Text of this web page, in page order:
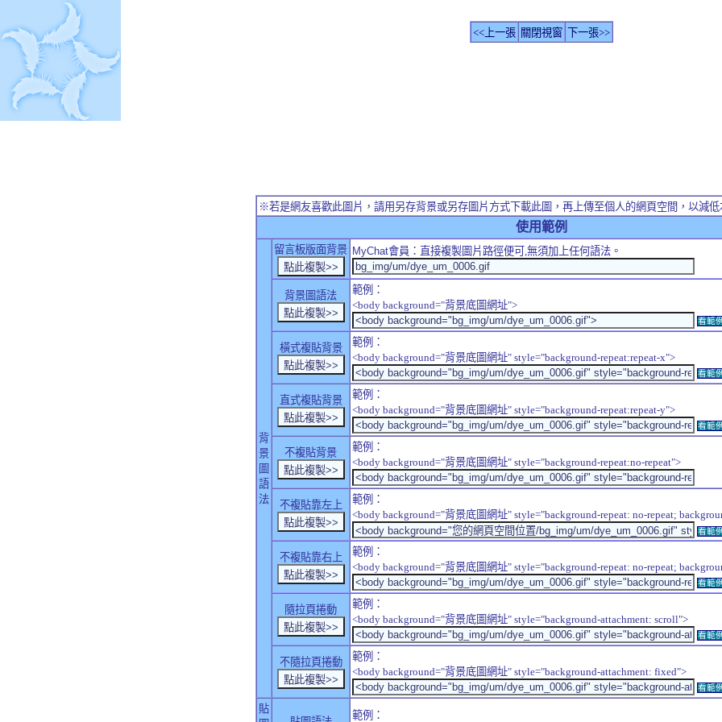
<<上一張 關閉視窗 下一張>>
※若是網友喜歡此圖片，請用另存背景或另存圖片方式下載此圖，再上傳至個人的網頁空間，以減低
使用範例
背
景
圖
語
法
留言板版面背景 MyChat會員：直接複製圖片路徑便可,無須加上任何語法。
背景圖語法
範例：
<body background="背景底圖網址">
看範例
橫式複貼背景
範例：
<body background="背景底圖網址" style="background-repeat:repeat-x">
看範例
直式複貼背景
範例：
<body background="背景底圖網址" style="background-repeat:repeat-y">
看範例
不複貼背景
範例：
<body background="背景底圖網址" style="background-repeat:no-repeat">
不複貼靠左上
範例：
<body background="背景底圖網址" style="background-repeat: no-repeat;
看範例
不複貼靠右上
範例：
<body background="背景底圖網址" style="background-repeat: no-repeat;
看範例
隨拉頁捲動
範例：
<body background="背景底圖網址" style="background-attachment: scroll">
看範例
不隨拉頁捲動
範例：
<body background="背景底圖網址" style="background-attachment: fixed">
看範例
貼
範例：